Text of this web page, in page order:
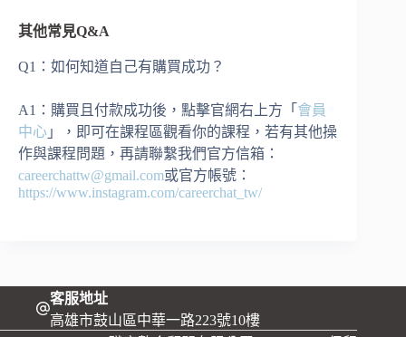
其他常見Q&A
Q1：如何知道自己有購買成功？
A1：購買且付款成功後，點擊官網右上方「 會員
中心 」，即可在課程區觀看你的課程，若有其他操
作與課程問題，再請聯繫我們官方信箱：
careerchattw@gmail.com或官方帳號：
https://www.instagram.com/careerchat_tw/
客服地址
高雄市鼓山區中華一路223號10樓